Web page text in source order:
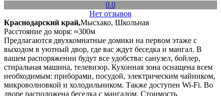
0.0
Нет отзывов
Краснодарский край,Мысхако, Школьная
Расстояние до моря: ≈300м
Предлагаются двухкомнатные домики на первом этаже с
выходом в уютный двор, где вас ждут беседка и мангал. В
вашем распоряжении будут все удобства: санузел, бойлер,
стиральная машина, телевизор. Кухонная зона оснащена всем
необходимым: приборами, посудой, электрическим чайником,
микроволновкой и холодильником. Также доступен Wi-Fi. Во
дворе расположена беседка с мангалом. Стоимость